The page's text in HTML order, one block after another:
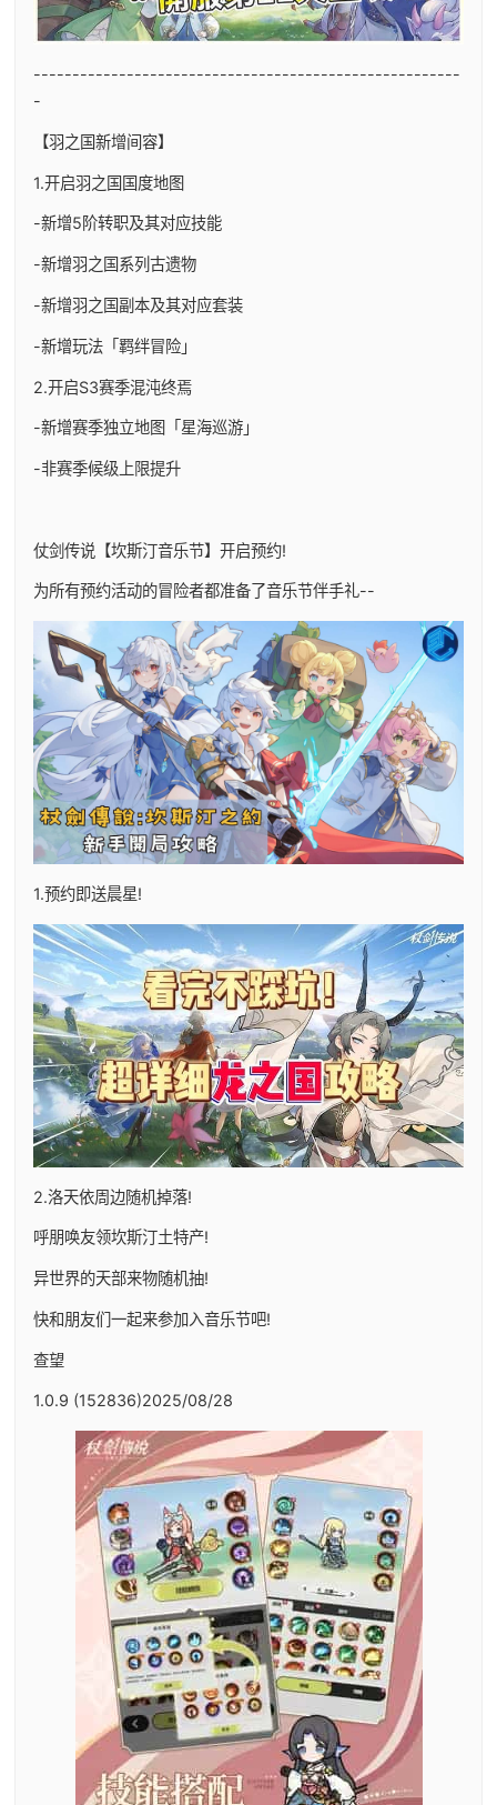
-------------------------------------------------------
-
【羽之国新增间容】
1.开启羽之国国度地图
-新增5阶转职及其对应技能
-新增羽之国系列古遗物
-新增羽之国副本及其对应套装
-新增玩法「羁绊冒险」
2.开启S3赛季混沌终焉
-新增赛季独立地图「星海巡游」
-非赛季候级上限提升
仗剑传说【坎斯汀音乐节】开启预约!
为所有预约活动的冒险者都准备了音乐节伴手礼--
1.预约即送晨星!
2.洛天依周边随机掉落!
呼朋唤友领坎斯汀土特产!
异世界的天部来物随机抽!
快和朋友们一起来参加入音乐节吧!
查望
1.0.9 (152836)2025/08/28